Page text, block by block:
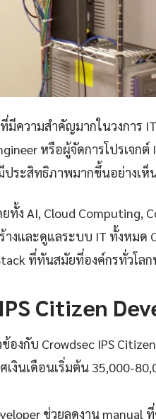
มีความสำคัญมากในวงการ
หรือผู้จัดการโปรเจกต์
มีประสิทธิภาพมากขึ้นอย่างเห็
ทั้ง AI, Cloud Computing,
งและดูแลระบบ IT ทั้งหมด
ที่ทันสมัยที่องค์กรทั่วโล
Citizen
องกับ Crowdsec IPS
เงินเดือนเริ่มต้น 35,000-
ช่วยลดงาน manual